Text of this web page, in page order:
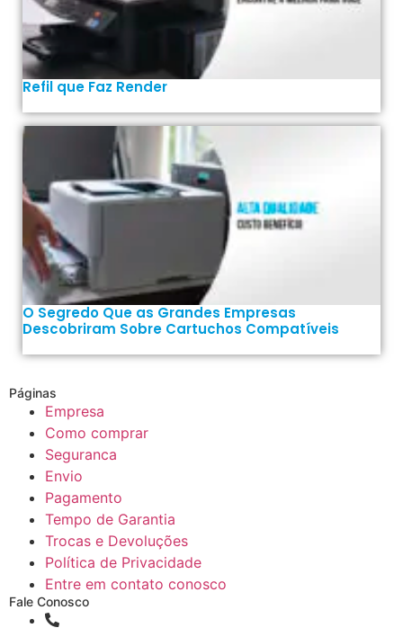
Refil que Faz Render
O Segredo Que as Grandes Empresas
Descobriram Sobre Cartuchos Compatíveis
Páginas
Empresa
Como comprar
Seguranca
Envio
Pagamento
Tempo de Garantia
Trocas e Devoluções
Política de Privacidade
Entre em contato conosco
Fale Conosco